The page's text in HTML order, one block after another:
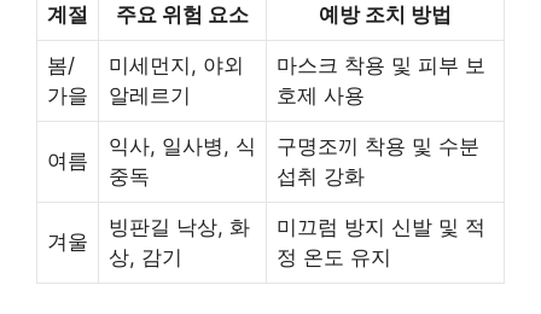
계절 주요 위험 요소 예방 조치 방법
봄/
가을
미세먼지, 야외
알레르기
마스크 착용 및 피부 보
호제 사용
여름
익사, 일사병, 식
중독
구명조끼 착용 및 수분
섭취 강화
겨울
빙판길 낙상, 화
상, 감기
미끄럼 방지 신발 및 적
정 온도 유지